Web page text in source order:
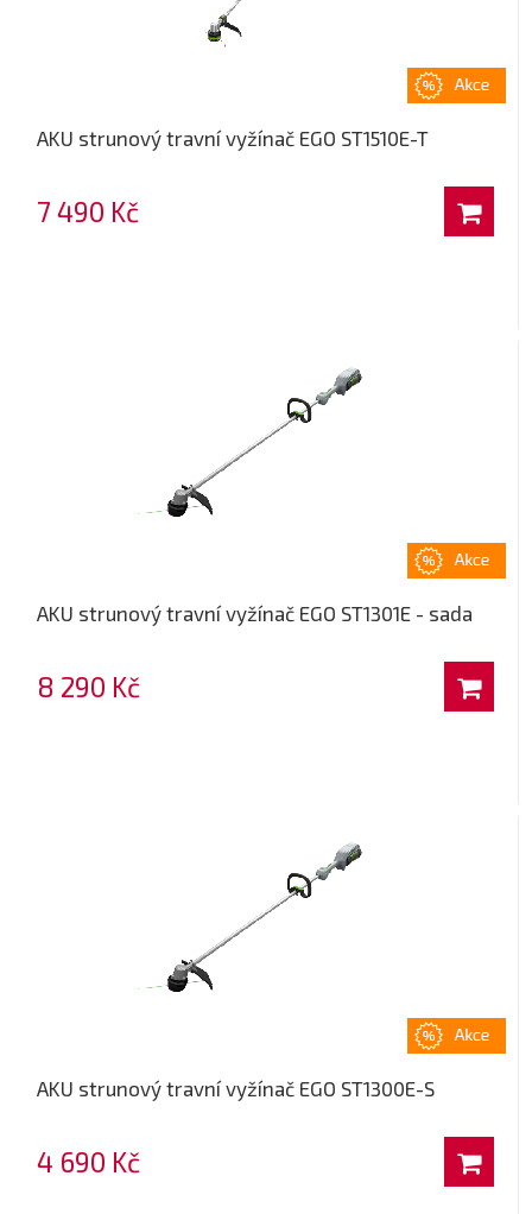
AKU strunový travní vyžínač EGO ST1510E-T
7 490 Kč
AKU strunový travní vyžínač EGO ST1301E - sada
8 290 Kč
AKU strunový travní vyžínač EGO ST1300E-S
4 690 Kč